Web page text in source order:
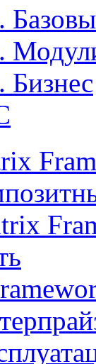
Бизнес